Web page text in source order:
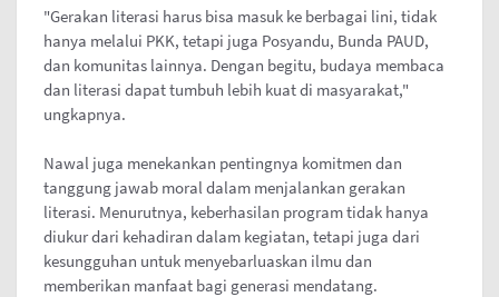
"Gerakan literasi harus bisa masuk ke berbagai lini, tidak
hanya melalui PKK, tetapi juga Posyandu, Bunda PAUD,
dan komunitas lainnya. Dengan begitu, budaya membaca
dan literasi dapat tumbuh lebih kuat di masyarakat,"
ungkapnya.
Nawal juga menekankan pentingnya komitmen dan
tanggung jawab moral dalam menjalankan gerakan
literasi. Menurutnya, keberhasilan program tidak hanya
diukur dari kehadiran dalam kegiatan, tetapi juga dari
kesungguhan untuk menyebarluaskan ilmu dan
memberikan manfaat bagi generasi mendatang.